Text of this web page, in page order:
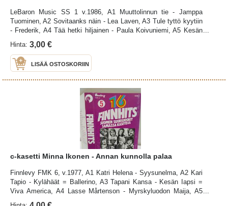
LeBaron Music SS 1 v.1986, A1 Muuttolinnun tie - Jamppa
Tuominen, A2 Sovitaanks näin - Lea Laven, A3 Tule tyttö kyytiin
- Frederik, A4 Tää hetki hiljainen - Paula Koivuniemi, A5 Kesän
B1 Enemmän kuin nainen - Jamppa Tuominen, B2 Kotikylän
poika - Satu Pentikäinen, B3 Melankolia - Pasi Kaunisto, B4
Kesää vain rakastan - Lea Laven, B5 Tötterö täynnä ja pönttö
kuntoluokitus K2, paperi: K3, kasetti: kuntoluokitus K3 (K5=uusi,
K4=erinomainen, K3=hyvä, K2=tyydyttävä, K1=kehno),
kuntoarviointi silmämääräisesti, ei soittamalla
Hinta: 3,00 €
LISÄÄ OSTOSKORIIN
c-kasetti Minna Ikonen - Annan kunnolla palaa
Finnlevy FMK 6, v.1977, A1 Katri Helena - Syysunelma, A2 Kari
Tapio - Kylähäät = Ballerino, A3 Tapani Kansa - Kesän Iapsi =
Viva America, A4 Lasse Mårtenson - Myrskyluodon Maija, A5